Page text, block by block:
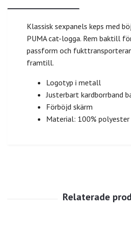
Klassisk sexpanels keps med
PUMA cat-logga. Rem baktill
passform och
framtill.
Logotyp i metall
Justerbart kardborrband
Förböjd skärm
Material: 100% polyester